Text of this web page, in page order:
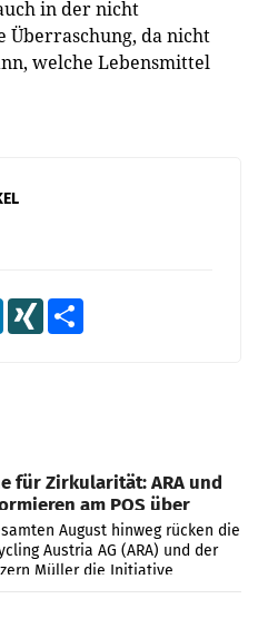
in der nicht
Überraschung, da nicht
welche Lebensmittel
LinkedInXING
für Zirkularität: ARA und
am POS über
August hinweg rücken die
Austria AG (ARA) und der
Müller die Initiative
in allen österreichischen